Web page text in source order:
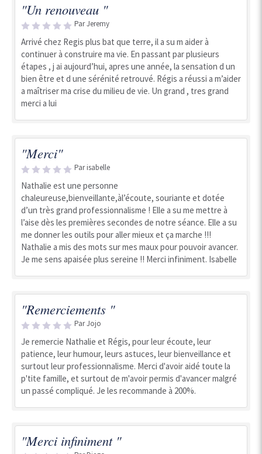
"Un renouveau "
Par Jeremy
Arrivé chez Regis plus bat que terre, il a su m aider à
continuer à construire ma vie. En passant par plusieurs
étapes , j ai aujourd’hui, apres une année, la sensation d un
bien être et d une sérénité retrouvé. Régis a réussi a m’aider
a maîtriser ma crise du milieu de vie. Un grand , tres grand
merci a lui
"Merci"
Par isabelle
Nathalie est une personne
chaleureuse,bienveillante,àl’écoute, souriante et dotée
d’un très grand professionnalisme ! Elle a su me mettre à
l’aise dès les premières secondes de notre séance. Elle a su
me donner les outils pour aller mieux et ça marche !!!
Nathalie a mis des mots sur mes maux pour pouvoir avancer.
Je me sens apaisée plus sereine !! Merci infiniment. Isabelle
"Remerciements "
Par Jojo
Je remercie Nathalie et Régis, pour leur écoute, leur
patience, leur humour, leurs astuces, leur bienveillance et
surtout leur professionnalisme. Merci d'avoir aidé toute la
p'tite famille, et surtout de m'avoir permis d'avancer malgré
un passé compliqué. Je les recommande à 200%.
"Merci infiniment "